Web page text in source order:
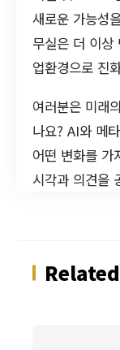
새로운 가능성
무실은 더 이상
업환경으로 진
여러분은 미래
나요? AI와 메
어떤 변화를 가
시각과 의견을